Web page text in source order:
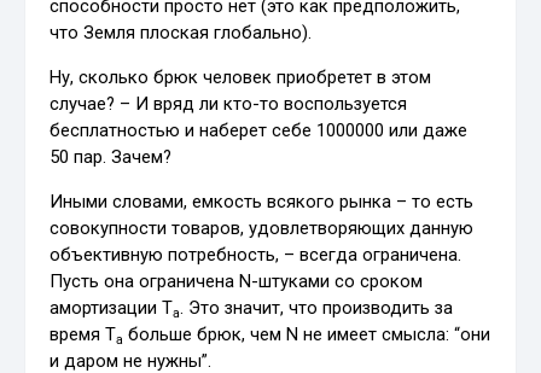
способности просто нет (это как предположить,
что Земля плоская глобально).
Ну, сколько брюк человек приобретет в этом
случае? – И вряд ли кто-то воспользуется
бесплатностью и наберет себе 1000000 или даже
50 пар. Зачем?
Иными словами, емкость всякого рынка – то есть
совокупности товаров, удовлетворяющих данную
объективную потребность, – всегда ограничена.
Пусть она ограничена N-штуками со сроком
амортизации Ta. Это значит, что производить за
время Ta больше брюк, чем N не имеет смысла: “они
и даром не нужны”.